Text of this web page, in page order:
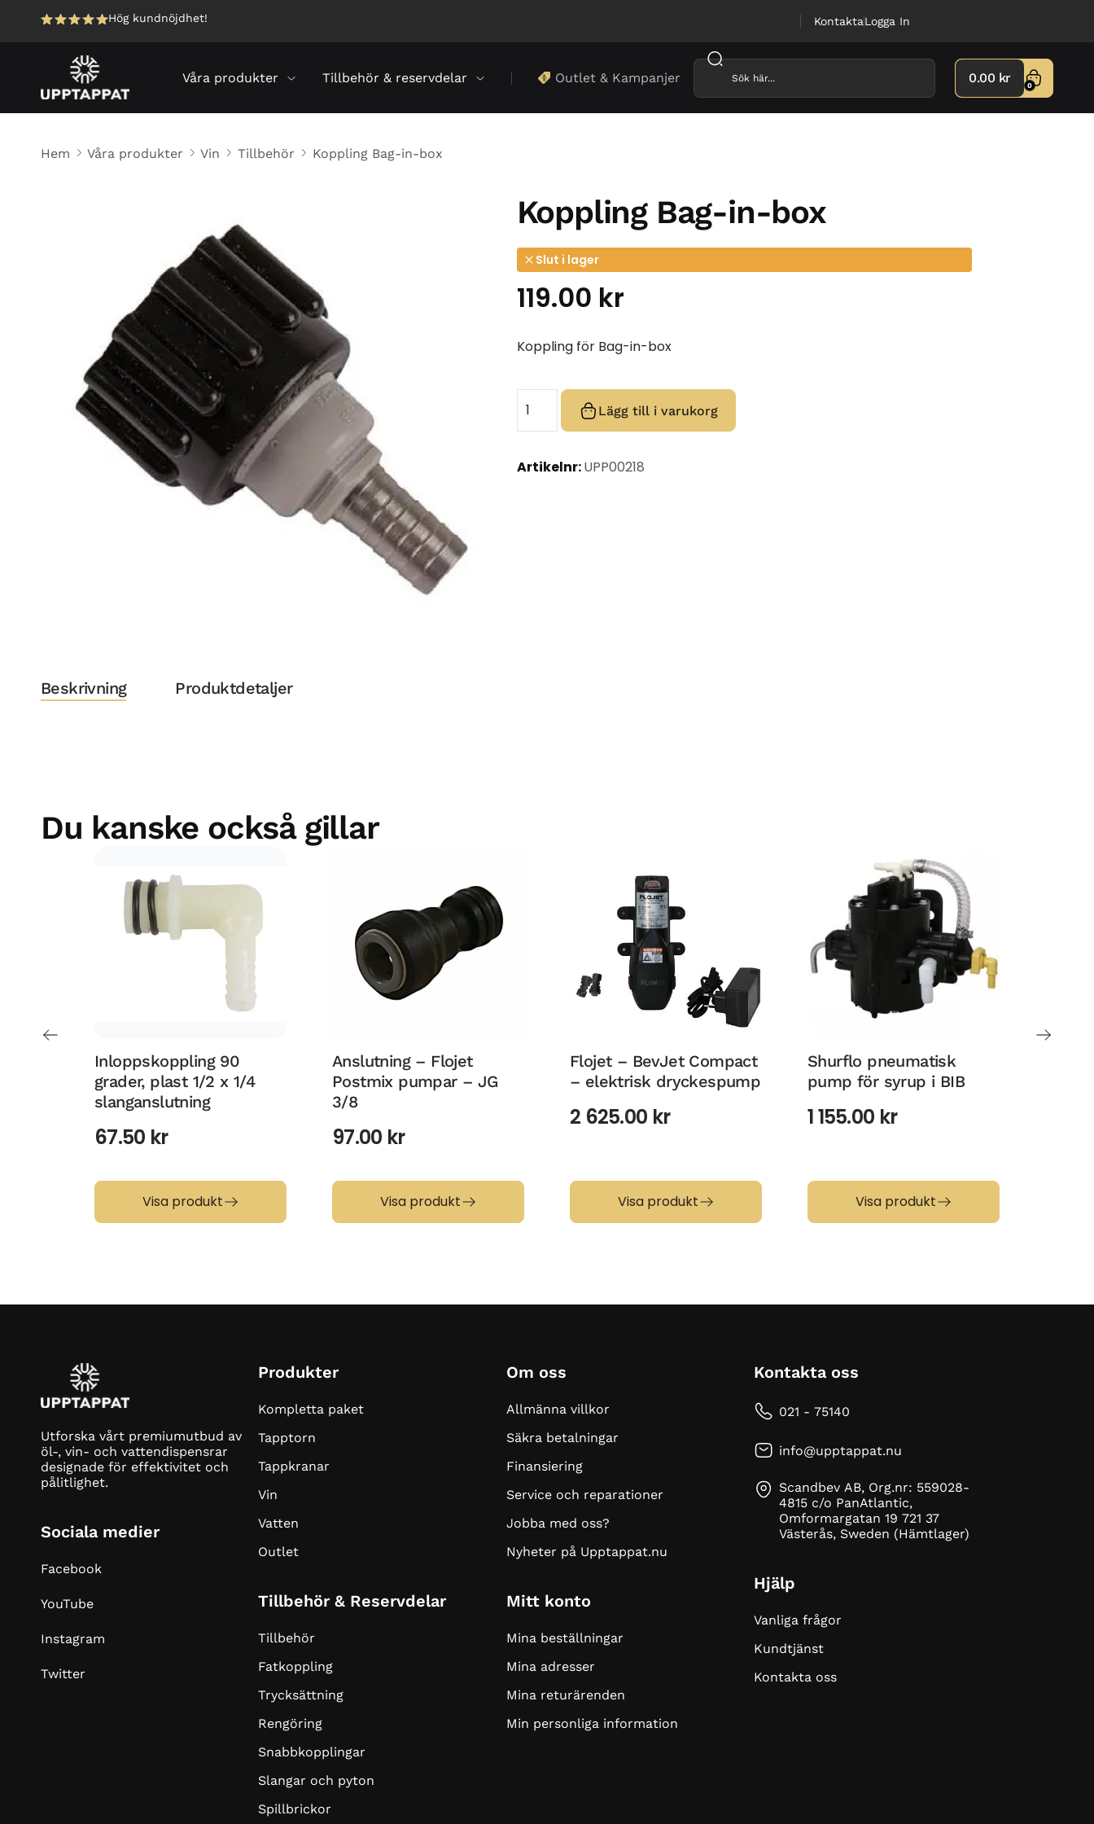
Hög kundnöjdhet! KontaktaLogga In
Våra produkter Tillbehör & reservdelar Outlet & Kampanjer 0.00 kr 0
Hem Våra produkter Vin Tillbehör Koppling Bag-in-box
Koppling Bag-in-box
Slut i lager
119.00 kr
Koppling för Bag-in-box
Lägg till i varukorg
Artikelnr:UPP00218
Beskrivning Produktdetaljer
Du kanske också gillar
Inloppskoppling 90
grader, plast 1/2 x 1/4
slanganslutning
67.50 kr
Visa produkt
Anslutning – Flojet
Postmix pumpar – JG
3/8
97.00 kr
Visa produkt
Flojet – BevJet Compact
– elektrisk dryckespump
2 625.00 kr
Visa produkt
Shurflo pneumatisk
pump för syrup i BIB
1 155.00 kr
Visa produkt
Utforska vårt premiumutbud av
öl-, vin- och vattendispensrar
designade för effektivitet och
pålitlighet.
Sociala medier
Facebook
YouTube
Instagram
Twitter
Produkter
Kompletta paket
Tapptorn
Tappkranar
Vin
Vatten
Outlet
Tillbehör & Reservdelar
Tillbehör
Fatkoppling
Trycksättning
Rengöring
Snabbkopplingar
Slangar och pyton
Spillbrickor
Om oss
Allmänna villkor
Säkra betalningar
Finansiering
Service och reparationer
Jobba med oss?
Nyheter på Upptappat.nu
Mitt konto
Mina beställningar
Mina adresser
Mina returärenden
Min personliga information
Kontakta oss
021 - 75140
info@upptappat.nu
Scandbev AB, Org.nr: 559028-
4815 c/o PanAtlantic,
Omformargatan 19 721 37
Västerås, Sweden (Hämtlager)
Hjälp
Vanliga frågor
Kundtjänst
Kontakta oss